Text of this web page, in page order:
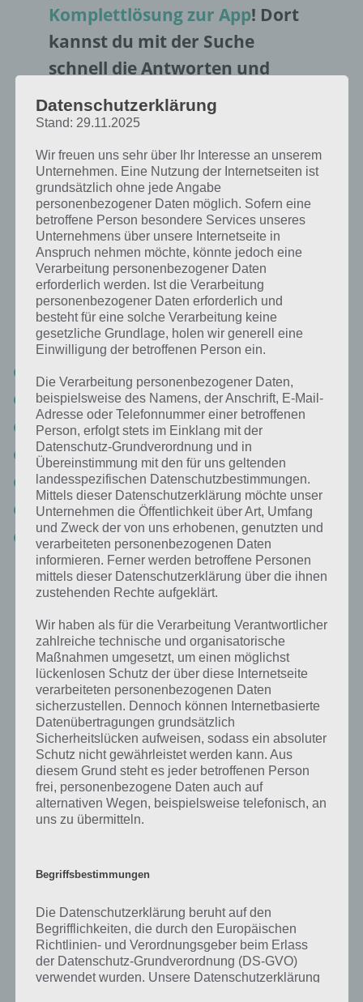
Komplettlösung zur App! Dort
kannst du mit der Suche
schnell die Antworten und
Lösungen der über 100 Level
finden!
Da die Reihenfolge der Level in 94% bei jedem Spieler anders sind,
findest du nachfolgend die 94% Lösung zum Sachverhalt “Bild:
Banane schneiden”.
Bild Banane schneiden: Lösung für 94%
Nachfolgend findest du alle richtigen Antworten zum Sachverhalt
Bild: Banane schneiden in der App 94%. Die Lösung ist dabei nach
den Prozent-Werten sortiert. Hier die Antworten:
Schneiden
Shake
Brett
Messer
Gesund
Becher
Weitere Aufgaben und Rätsel im gleichen
Ebenfalls im gleichen Level wie “Bild: Banane schneiden” befinden
sich “Diesen Fernsehsender mag ich” und “Das steckt man in die
Brusttasche des Hemdes“. Klicke einfach auf den Sachverhalt, um zur
94% Lösung zu gelangen.
Auf WhatsApp teilen Teilen auf Facebook
Tweet auf Twitter
Mehr Artikel hier auf Touchportal
Datenschutzerklärung
Stand: 29.11.2025
Wir freuen uns sehr über Ihr Interesse an unserem
Unternehmen. Eine Nutzung der Internetseiten ist
grundsätzlich ohne jede Angabe
personenbezogener Daten möglich. Sofern eine
betroffene Person besondere Services unseres
Unternehmens über unsere Internetseite in
Anspruch nehmen möchte, könnte jedoch eine
Verarbeitung personenbezogener Daten
erforderlich werden. Ist die Verarbeitung
personenbezogener Daten erforderlich und
besteht für eine solche Verarbeitung keine
gesetzliche Grundlage, holen wir generell eine
Einwilligung der betroffenen Person ein.
Die Verarbeitung personenbezogener Daten,
beispielsweise des Namens, der Anschrift, E-Mail-
Adresse oder Telefonnummer einer betroffenen
Person, erfolgt stets im Einklang mit der
Datenschutz-Grundverordnung und in
Übereinstimmung mit den für uns geltenden
landesspezifischen Datenschutzbestimmungen.
Mittels dieser Datenschutzerklärung möchte unser
Unternehmen die Öffentlichkeit über Art, Umfang
und Zweck der von uns erhobenen, genutzten und
verarbeiteten personenbezogenen Daten
informieren. Ferner werden betroffene Personen
mittels dieser Datenschutzerklärung über die ihnen
zustehenden Rechte aufgeklärt.
Wir haben als für die Verarbeitung Verantwortlicher
zahlreiche technische und organisatorische
Maßnahmen umgesetzt, um einen möglichst
lückenlosen Schutz der über diese Internetseite
verarbeiteten personenbezogenen Daten
sicherzustellen. Dennoch können Internetbasierte
Datenübertragungen grundsätzlich
Sicherheitslücken aufweisen, sodass ein absoluter
Schutz nicht gewährleistet werden kann. Aus
diesem Grund steht es jeder betroffenen Person
frei, personenbezogene Daten auch auf
alternativen Wegen, beispielsweise telefonisch, an
uns zu übermitteln.
Begriffsbestimmungen
Die Datenschutzerklärung beruht auf den
Begrifflichkeiten, die durch den Europäischen
Richtlinien- und Verordnungsgeber beim Erlass
der Datenschutz-Grundverordnung (DS-GVO)
verwendet wurden. Unsere Datenschutzerklärung